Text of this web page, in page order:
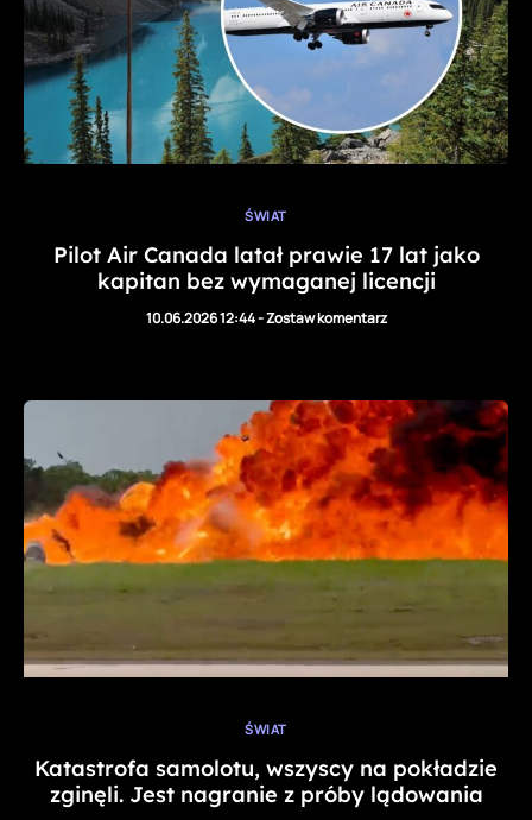
ŚWIAT
Pilot Air Canada latał prawie 17 lat jako
kapitan bez wymaganej licencji
10.06.2026 12:44-Zostaw komentarz
ŚWIAT
Katastrofa samolotu, wszyscy na pokładzie
zginęli. Jest nagranie z próby lądowania